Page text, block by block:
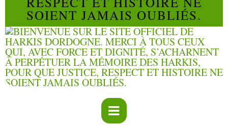
SOIENT JAMAIS OUBLIÉS.